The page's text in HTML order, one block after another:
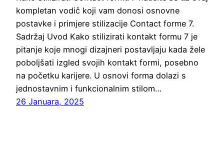
kompletan vodič koji vam donosi osnovne
postavke i primjere stilizacije Contact forme 7.
Sadržaj Uvod Kako stilizirati kontakt formu 7 je
pitanje koje mnogi dizajneri postavljaju kada žele
poboljšati izgled svojih kontakt formi, posebno
na početku karijere. U osnovi forma dolazi s
jednostavnim i funkcionalnim stilom…
26 Januara, 2025